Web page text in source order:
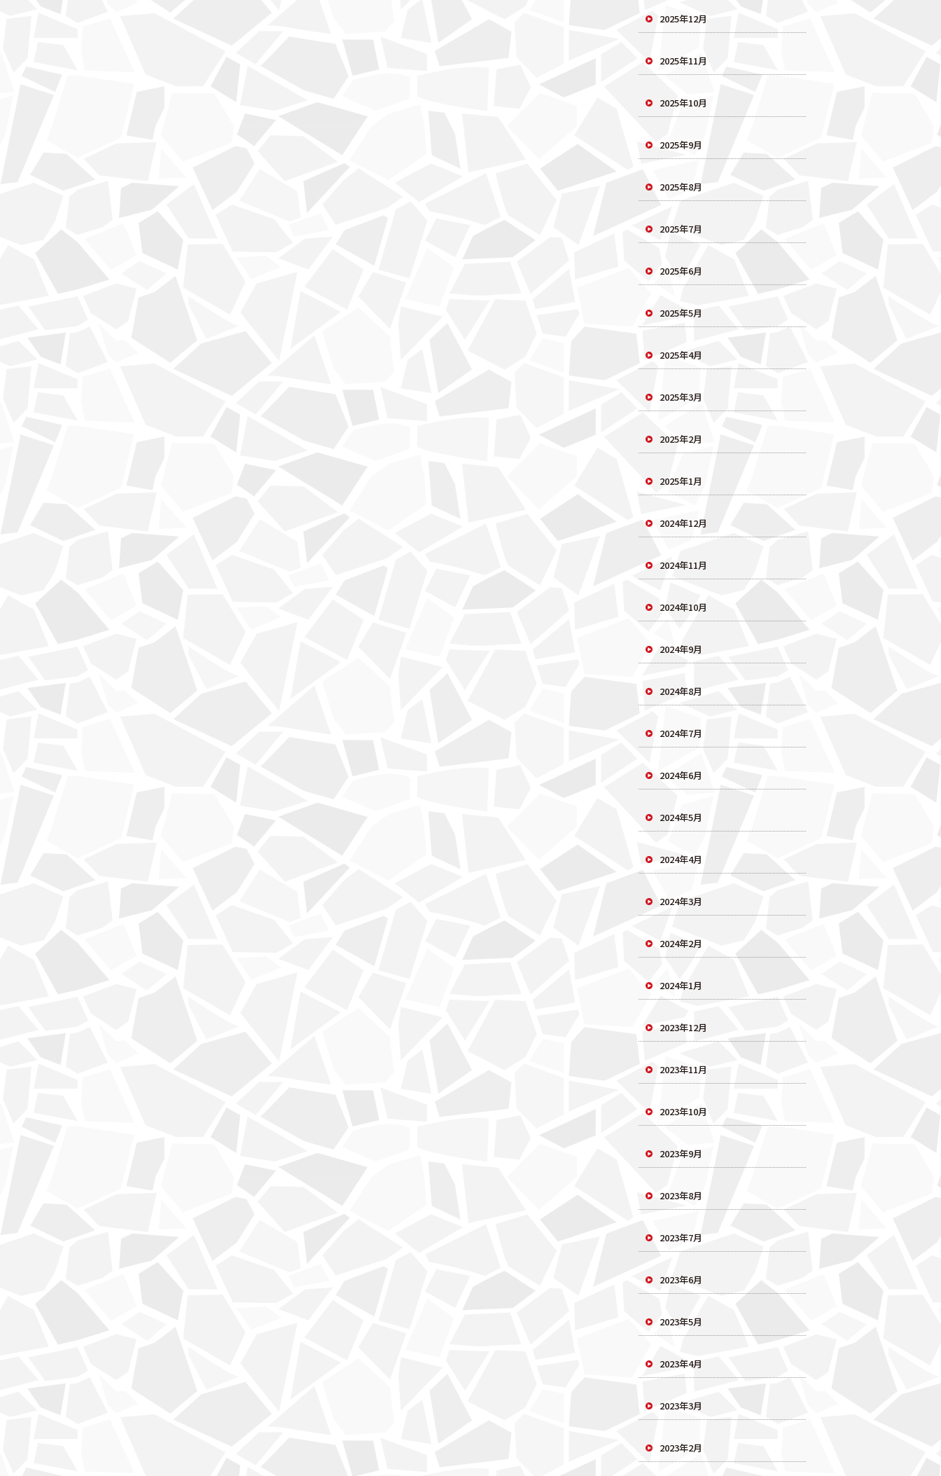
2025年12月
2025年11月
2025年10月
2025年9月
2025年8月
2025年7月
2025年6月
2025年5月
2025年4月
2025年3月
2025年2月
2025年1月
2024年12月
2024年11月
2024年10月
2024年9月
2024年8月
2024年7月
2024年6月
2024年5月
2024年4月
2024年3月
2024年2月
2024年1月
2023年12月
2023年11月
2023年10月
2023年9月
2023年8月
2023年7月
2023年6月
2023年5月
2023年4月
2023年3月
2023年2月